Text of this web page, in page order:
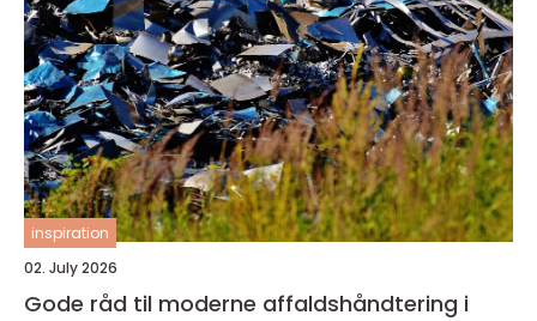
inspiration
02. July 2026
Gode råd til moderne affaldshåndtering i